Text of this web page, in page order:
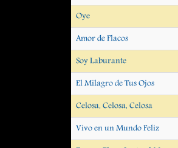
Oye
Amor de Flacos
Soy Laburante
El Milagro de Tus Ojos
Celosa, Celosa, Celosa
Vivo en un Mundo Feliz